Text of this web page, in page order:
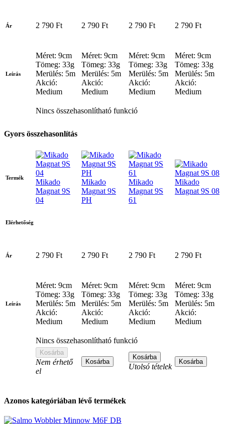
Ár 2 790 Ft 2 790 Ft 2 790 Ft 2 790 Ft
Leírás
Méret: 9cm
Tömeg: 33g
Merülés: 5m
Akció:
Medium
Méret: 9cm
Tömeg: 33g
Merülés: 5m
Akció:
Medium
Méret: 9cm
Tömeg: 33g
Merülés: 5m
Akció:
Medium
Méret: 9cm
Tömeg: 33g
Merülés: 5m
Akció:
Medium
Nincs összehasonlítható funkció
Gyors összehasonlítás
Termék
Mikado
Magnat 9S
04
Mikado
Magnat 9S
PH
Mikado
Magnat 9S
61
Mikado
Magnat 9S 08
Elérhetőség
Ár 2 790 Ft 2 790 Ft 2 790 Ft 2 790 Ft
Leírás
Méret: 9cm
Tömeg: 33g
Merülés: 5m
Akció:
Medium
Méret: 9cm
Tömeg: 33g
Merülés: 5m
Akció:
Medium
Méret: 9cm
Tömeg: 33g
Merülés: 5m
Akció:
Medium
Méret: 9cm
Tömeg: 33g
Merülés: 5m
Akció:
Medium
Nincs összehasonlítható funkció
Kosárba
Nem érhető
el
Kosárba
Kosárba
Utolsó tételek
Kosárba
Azonos kategóriában lévő termékek